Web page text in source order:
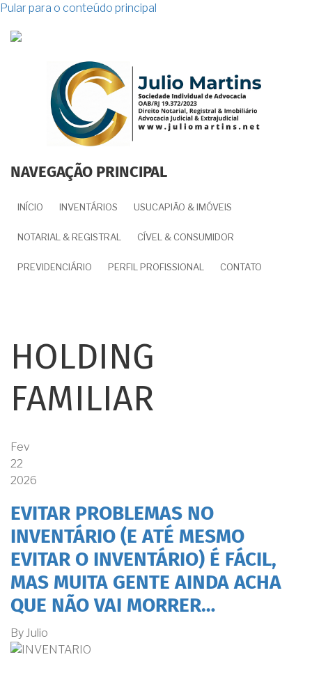
Pular para o conteúdo principal
NAVEGAÇÃO PRINCIPAL
INÍCIO INVENTÁRIOS USUCAPIÃO & IMÓVEIS
NOTARIAL & REGISTRAL CÍVEL & CONSUMIDOR
PREVIDENCIÁRIO PERFIL PROFISSIONAL CONTATO
HOLDING
FAMILIAR
Fev
22
2026
EVITAR PROBLEMAS NO
INVENTÁRIO (E ATÉ MESMO
EVITAR O INVENTÁRIO) É FÁCIL,
MAS MUITA GENTE AINDA ACHA
QUE NÃO VAI MORRER…
By Julio